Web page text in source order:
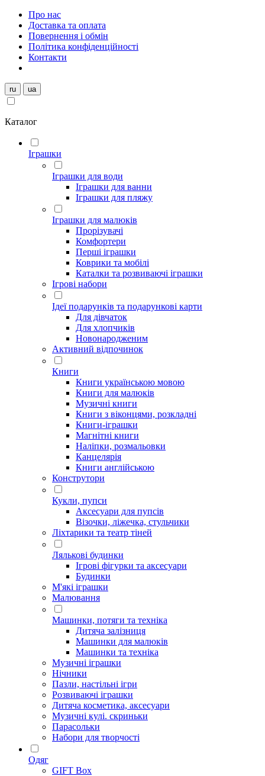
Про нас
Доставка та оплата
Повернення і обмін
Політика конфіденційності
Контакти
ru ua
Каталог
Іграшки
Іграшки для води
Іграшки для ванни
Іграшки для пляжу
Іграшки для малюків
Прорізувачі
Комфортери
Перші іграшки
Коврики та мобілі
Каталки та розвиваючі іграшки
Ігрові набори
Ідеї ​​подарунків та подарункові карти
Для дівчаток
Для хлопчиків
Новонародженим
Активний відпочинок
Книги
Книги українською мовою
Книги для малюків
Музичні книги
Книги з віконцями, розкладні
Книги-іграшки
Магнітні книги
Наліпки, розмальовки
Канцелярія
Книги англійською
Конструтори
Кукли, пупси
Аксесуари для пупсів
Візочки, ліжечка, стульчики
Ліхтарики та театр тіней
Лялькові будинки
Ігрові фігурки та аксесуари
Будинки
М'які іграшки
Малювання
Машинки, потяги та техніка
Дитяча залізниця
Машинки для малюків
Машинки та техніка
Музичні іграшки
Нічники
Пазли, настільні ігри
Розвиваючі іграшки
Дитяча косметика, аксесуари
Музичні кулі. скриньки
Парасольки
Набори для творчості
Одяг
GIFT Box